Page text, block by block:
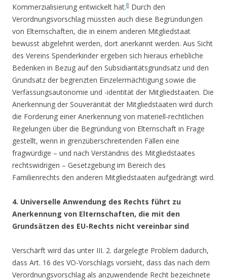
Kommerzialisierung entwickelt hat.8 Durch den
Verordnungsvorschlag müssten auch diese Begründungen
von Elternschaften, die in einem anderen Mitgliedstaat
bewusst abgelehnt werden, dort anerkannt werden. Aus Sicht
des Vereins Spenderkinder ergeben sich hieraus erhebliche
Bedenken in Bezug auf den Subsidiaritätsgrundsatz und den
Grundsatz der begrenzten Einzelermächtigung sowie die
Verfassungsautonomie und -identität der Mitgliedstaaten. Die
Anerkennung der Souveränität der Mitgliedstaaten wird durch
die Forderung einer Anerkennung von materiell-rechtlichen
Regelungen über die Begründung von Elternschaft in Frage
gestellt, wenn in grenzüberschreitenden Fällen eine
fragwürdige – und nach Verständnis des Mitgliedstaates
rechtswidrigen – Gesetzgebung im Bereich des
Familienrechts den anderen Mitgliedstaaten aufgedrängt wird.
4. Universelle Anwendung des Rechts führt zu
Anerkennung von Elternschaften, die mit den
Grundsätzen des EU-Rechts nicht vereinbar sind
Verschärft wird das unter III. 2. dargelegte Problem dadurch,
dass Art. 16 des VO-Vorschlags vorsieht, dass das nach dem
Verordnungsvorschlag als anzuwendende Recht bezeichnete